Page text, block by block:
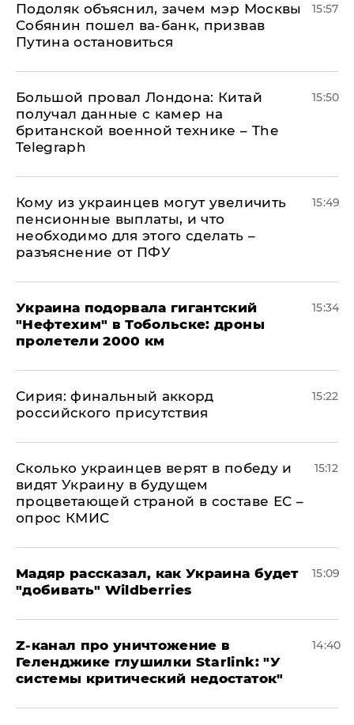
Подоляк объяснил, зачем мэр Москвы
Собянин пошел ва-банк, призвав
Путина остановиться
15:57
Большой провал Лондона: Китай
получал данные с камер на
британской военной технике – The
Telegraph
15:50
Кому из украинцев могут увеличить
пенсионные выплаты, и что
необходимо для этого сделать –
разъяснение от ПФУ
15:49
Украина подорвала гигантский
"Нефтехим" в Тобольске: дроны
пролетели 2000 км
15:34
​Сирия: финальный аккорд
российского присутствия
15:22
Сколько украинцев верят в победу и
видят Украину в будущем
процветающей страной в составе ЕС –
опрос КМИС
15:12
Мадяр рассказал, как Украина будет
"добивать" Wildberries
15:09
Z-канал про уничтожение в
Геленджике глушилки Starlink: "У
системы критический недостаток"
14:40